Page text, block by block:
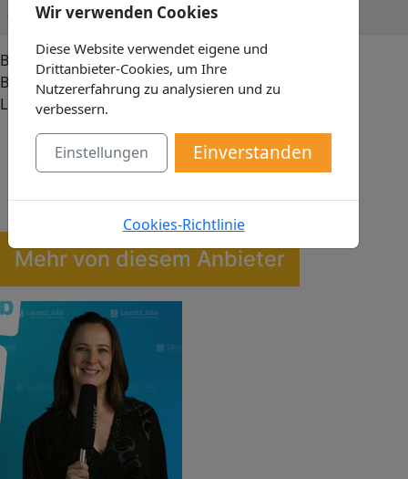
08:00 - 16:30
Bestellen / kaufen per:
Bestellen / kaufen per: Telefon,E-Mail, Abholung,
Lieferung, Reservierung
Leaflet
Mehr von diesem Anbieter
Wir verwenden Cookies
Diese Website verwendet eigene und
Drittanbieter-Cookies, um Ihre
Nutzererfahrung zu analysieren und zu
verbessern.
Einstellungen Einverstanden
Cookies-Richtlinie